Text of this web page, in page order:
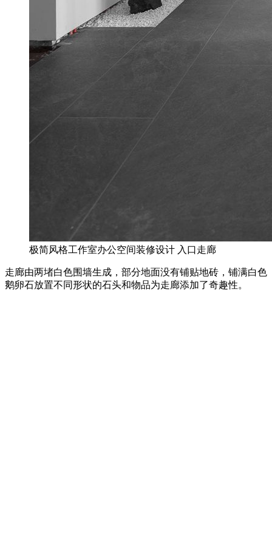
极简风格工作室办公空间装修设计 入口走廊
走廊由两堵白色围墙生成，部分地面没有铺贴地砖，铺满白色
鹅卵石放置不同形状的石头和物品为走廊添加了奇趣性。